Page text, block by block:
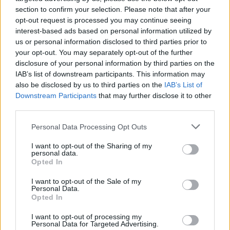
section to confirm your selection. Please note that after your
opt-out request is processed you may continue seeing
interest-based ads based on personal information utilized by
us or personal information disclosed to third parties prior to
your opt-out. You may separately opt-out of the further
disclosure of your personal information by third parties on the
IAB’s list of downstream participants. This information may
also be disclosed by us to third parties on the IAB’s List of
Downstream Participants that may further disclose it to other
Please note that this website/app uses one or more Google
not limited to your visit or usage behaviour. You may click to
grant or deny consent to Google and its third-party tags to
use your data for below specified purposes in below Google
consent section.
Personal Data Processing Opt Outs
I want to opt-out of the Sharing of my
personal data.
Opted In
I want to opt-out of the Sale of my
Personal Data.
Opted In
I want to opt-out of processing my
Personal Data for Targeted Advertising.